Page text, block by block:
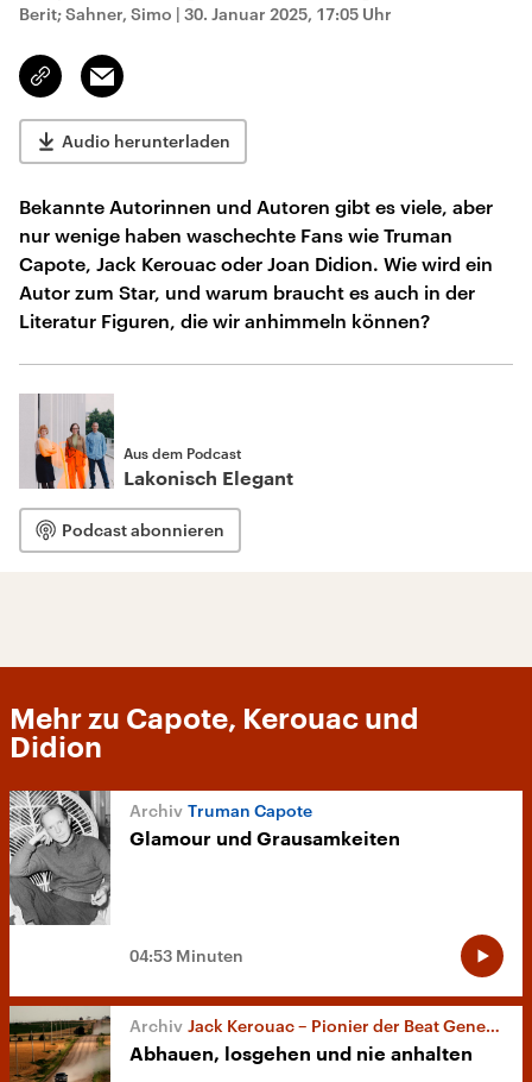
Berit; Sahner, Simo | 30. Januar 2025, 17:05 Uhr
Link
kopieren/teilen
Email
Audio herunterladen
Bekannte Autorinnen und Autoren gibt es viele, aber
nur wenige haben waschechte Fans wie Truman
Capote, Jack Kerouac oder Joan Didion. Wie wird ein
Autor zum Star, und warum braucht es auch in der
Literatur Figuren, die wir anhimmeln können?
Aus dem Podcast
Lakonisch Elegant
Podcast abonnieren
Mehr zu Capote, Kerouac und
Didion
Truman Capote
Glamour und Grausamkeiten
04:53 Minuten
Jack Kerouac – Pionier der Beat Generation
Abhauen, losgehen und nie anhalten